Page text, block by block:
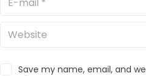
Save my name, email, and